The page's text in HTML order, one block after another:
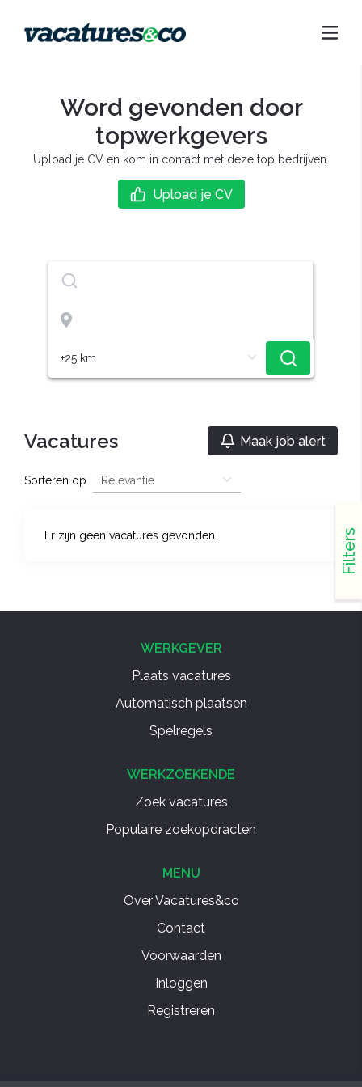
Word gevonden door
topwerkgevers
Upload je CV en kom in contact met deze top bedrijven.
Upload je CV
Filters
Vacatures Maak job alert
Sorteren op
Er zijn geen vacatures gevonden.
WERKGEVER
Plaats vacatures
Automatisch plaatsen
Spelregels
WERKZOEKENDE
Zoek vacatures
Populaire zoekopdracten
MENU
Over Vacatures&co
Contact
Voorwaarden
Inloggen
Registreren